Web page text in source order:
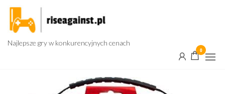
Przejdź
treści
Najlepsze gry w konkurencyjnych cenach
0